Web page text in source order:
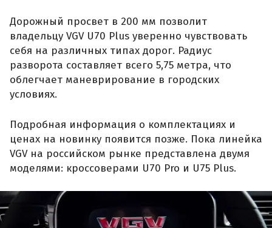
Дорожный просвет в 200 мм позволит
владельцу VGV U70 Plus уверенно чувствовать
себя на различных типах дорог. Радиус
разворота составляет всего 5,75 метра, что
облегчает маневрирование в городских
условиях.
Подробная информация о комплектациях и
ценах на новинку появится позже. Пока линейка
VGV на российском рынке представлена двумя
моделями: кроссоверами U70 Pro и U75 Plus.